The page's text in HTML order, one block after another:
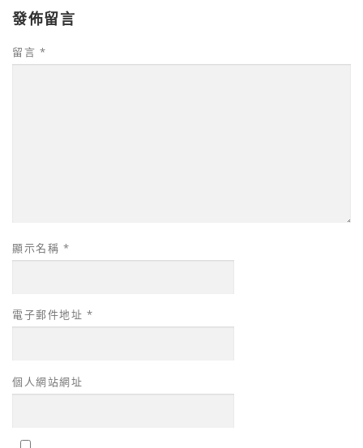
發佈留言
留言 *
顯示名稱 *
電子郵件地址 *
個人網站網址